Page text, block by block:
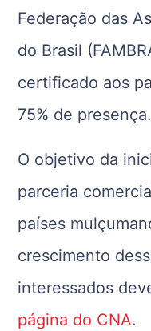
Federação das
do Brasil
certificado aos
75% de presença.
O objetivo da
parceria
países
crescimento
interessados
página do CNA.